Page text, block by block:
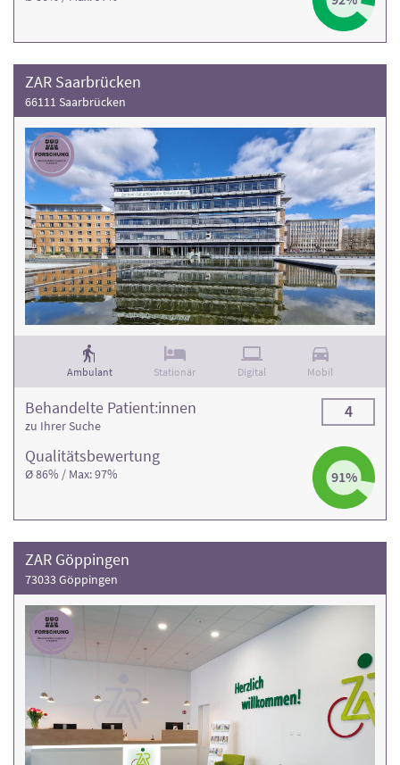
ZAR Saarbrücken
66111 Saarbrücken
Ambulant Stationär Digital Mobil
Qualitäts­bewertung
Ø 86% / Max: 97% 91%
Behandelte Patient:innen
zu Ihrer Suche
4
ZAR Göppingen
73033 Göppingen